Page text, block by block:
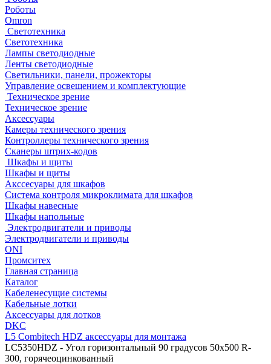
Роботы
Omron
Светотехника
Светотехника
Лампы светодиодные
Ленты светодиодные
Светильники, панели, прожекторы
Управление освещением и комплектующие
Техническое зрение
Техническое зрение
Аксессуары
Камеры технического зрения
Контроллеры технического зрения
Сканеры штрих-кодов
Шкафы и щиты
Шкафы и щиты
Акссесуары для шкафов
Система контроля микроклимата для шкафов
Шкафы навесные
Шкафы напольные
Электродвигатели и приводы
Электродвигатели и приводы
ONI
Промситех
Главная страница
Каталог
Кабеленесущие системы
Кабельные лотки
Аксессуары для лотков
DKC
L5 Combitech HDZ аксессуары для монтажа
LC5350HDZ - Угол горизонтальный 90 градусов 50х500 R-
300, горячеоцинкованный